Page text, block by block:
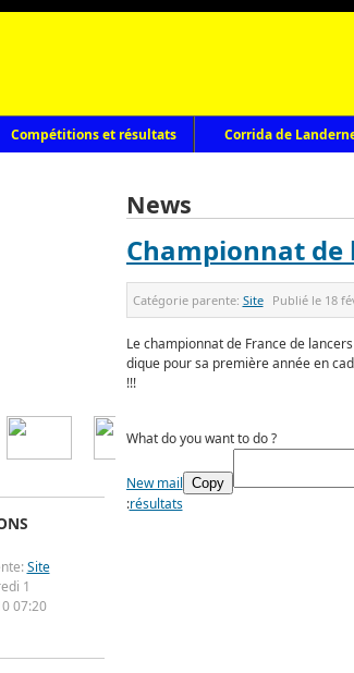
Compétitions et résultats Corrida de
News
Championnat de
Catégorie parente: Site Publié le 18
Le championnat de France de
dique pour sa première année en
!!!
What do you want to do ?
New mail Copy
:résultats
Site
1
07:20